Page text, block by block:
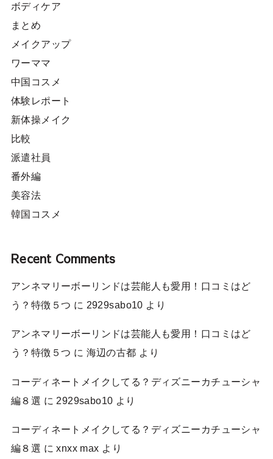
ボディケア
まとめ
メイクアップ
ワーママ
中国コスメ
体験レポート
新体操メイク
比較
派遣社員
番外編
美容法
韓国コスメ
Recent Comments
アンネマリーボーリンドは芸能人も愛用！口コミはど
う？特徴５つ に 2929sabo10 より
アンネマリーボーリンドは芸能人も愛用！口コミはど
う？特徴５つ に 海辺の古都 より
コーディネートメイクしてる？ディズニーカチューシャ
編８選 に 2929sabo10 より
コーディネートメイクしてる？ディズニーカチューシャ
編８選 にxnxx max より